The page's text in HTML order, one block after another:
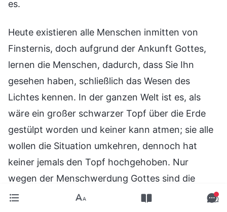
es.
Heute existieren alle Menschen inmitten von
Finsternis, doch aufgrund der Ankunft Gottes,
lernen die Menschen, dadurch, dass Sie Ihn
gesehen haben, schließlich das Wesen des
Lichtes kennen. In der ganzen Welt ist es, als
wäre ein großer schwarzer Topf über die Erde
gestülpt worden und keiner kann atmen; sie alle
wollen die Situation umkehren, dennoch hat
keiner jemals den Topf hochgehoben. Nur
wegen der Menschwerdung Gottes sind die
Augen der Menschen plötzlich geöffnet worden